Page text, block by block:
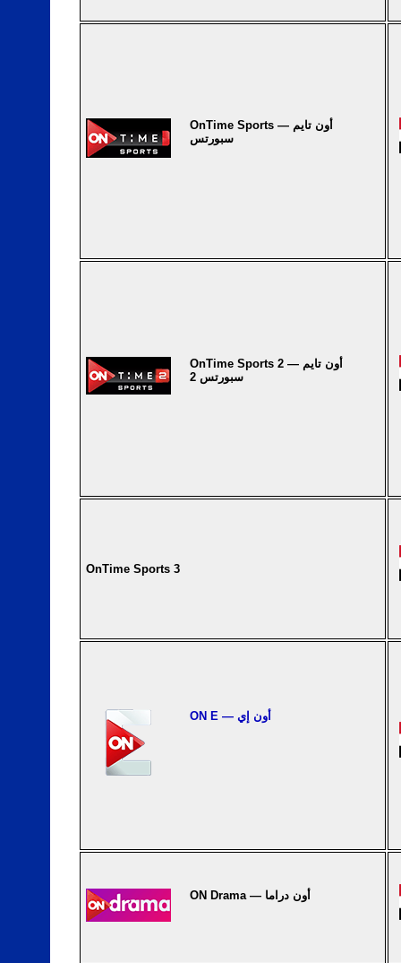
OnTime Sports — أون تايم
سبورتس
OnTime Sports 2 — أون تايم
سبورتس 2
OnTime Sports 3
ON E — أون إي
ON Drama — أون دراما